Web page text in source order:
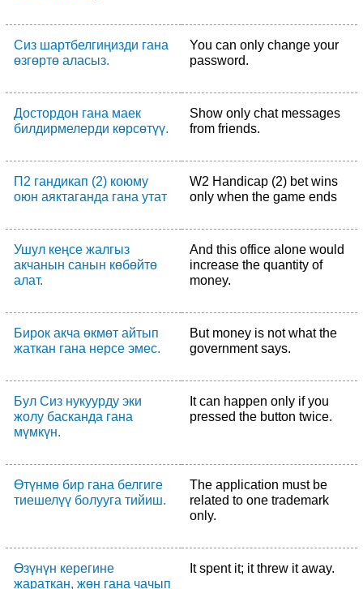
Сиз шартбелгиңизди гана
өзгөртө аласыз.
You can only change your
password.
Достордон гана маек
билдирмелерди көрсөтүү.
Show only chat messages
from friends.
П2 гандикап (2) коюму
оюн аяктаганда гана утат
W2 Handicap (2) bet wins
only when the game ends
Ушул кеңсе жалгыз
акчанын санын көбөйтө
алат.
And this office alone would
increase the quantity of
money.
Бирок акча өкмөт айтып
жаткан гана нерсе эмес.
But money is not what the
government says.
Бул Сиз нукуурду эки
жолу басканда гана
мүмкүн.
It can happen only if you
pressed the button twice.
Өтүнмө бир гана белгиге
тиешелүү болууга тийиш.
The application must be
related to one trademark
only.
Өзүнүн керегине
жараткан, жөн гана чачып
It spent it; it threw it away.